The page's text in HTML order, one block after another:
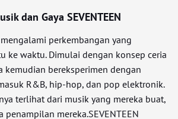
dan Gaya SEVENTEEN
mengalami perkembangan yang
ke waktu. Dimulai dengan konsep ceria
kemudian bereksperimen dengan
R&B, hip-hop, dan pop elektronik.
terlihat dari musik yang mereka buat,
mereka.SEVENTEEN